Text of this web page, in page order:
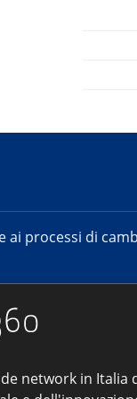
processi di
network in Italia